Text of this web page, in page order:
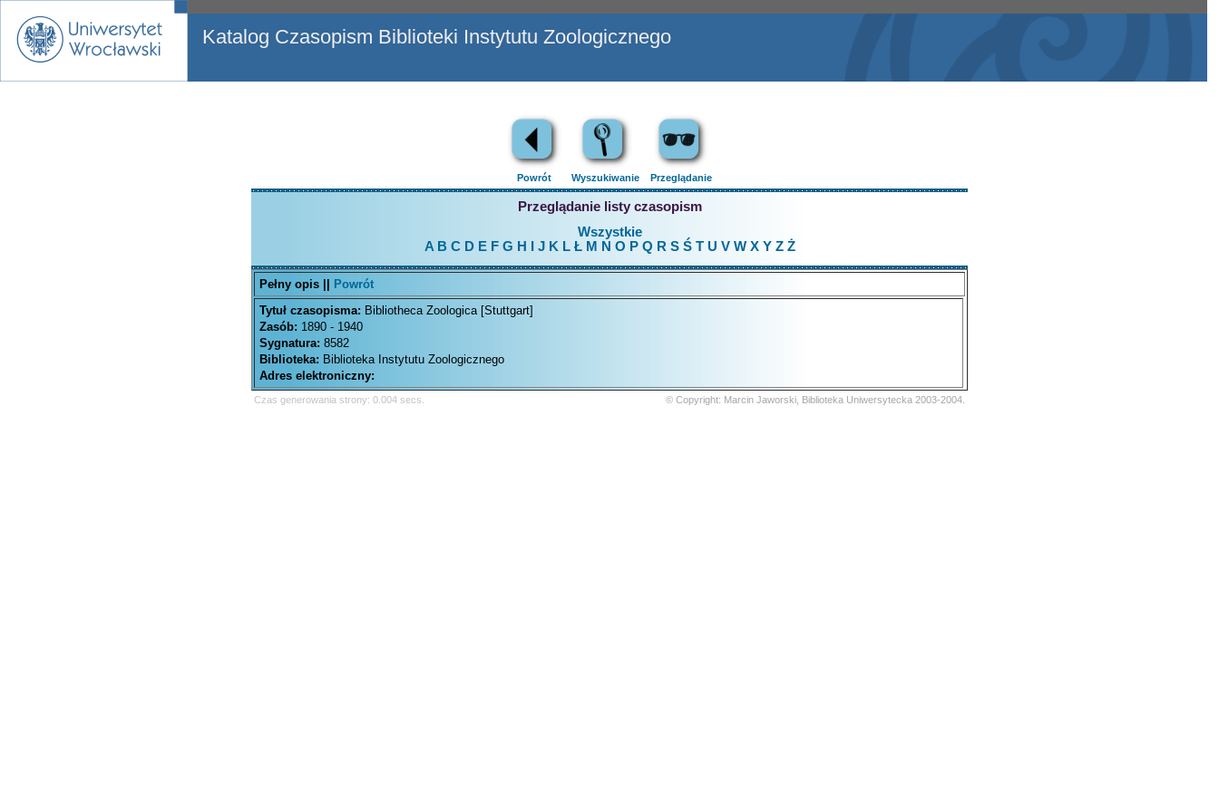
Katalog Czasopism Biblioteki Instytutu Zoologicznego
Powrót Wyszukiwanie Przeglądanie
Przeglądanie listy czasopism
Wszystkie
A B C D EFG H J K L Ł M N O P Q R S Ś T U V W X Y Z Ż
Pełny opis ||
Powrót
Tytuł czasopisma: Bibliotheca Zoologica [Stuttgart]
Zasób: 1890 - 1940
Sygnatura: 8582
Biblioteka: Biblioteka Instytutu Zoologicznego
Adres elektroniczny:
Czas generowania strony: 0.004 secs. © Copyright: Marcin Jaworski, Biblioteka Uniwersytecka 2003-2004.